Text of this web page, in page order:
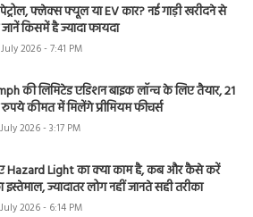
फ्लेक्स फ्यूल या EV कार? नई गाड़ी खरीदने से
किसमें है ज्यादा फायदा
2026 - 7:41 PM
की लिमिटेड एडिशन बाइक लॉन्च के लिए तैयार, 21
कीमत में मिलेंगे प्रीमियम फीचर्स
2026 - 3:17 PM
Hazard Light का क्या काम है, कब और कैसे करें
ज्यादातर लोग नहीं जानते सही तरीका
2026 - 6:14 PM